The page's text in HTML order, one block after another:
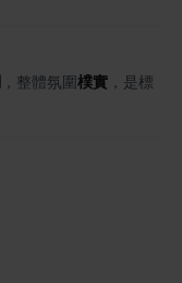
，整體氛圍樸實 ，是標